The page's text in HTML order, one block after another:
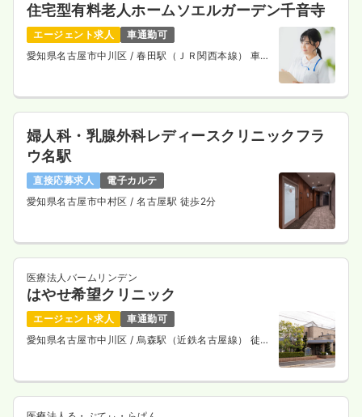
住宅型有料老人ホームソエルガーデン千音寺
エージェント求人
車通勤可
愛知県名古屋市中川区/ 春田駅（ＪＲ関西本線） 車
婦人科・乳腺外科レディースクリニックフラ
ウ名駅
直接応募求人
電子カルテ
愛知県名古屋市中村区/ 名古屋駅 徒歩2分
医療法人バームリンデン
はやせ希望クリニック
エージェント求人
車通勤可
愛知県名古屋市中川区/ 烏森駅（近鉄名古屋線） 徒歩